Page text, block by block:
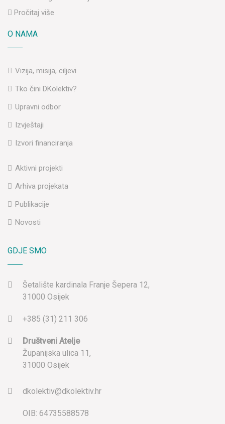
Pročitaj više
O NAMA
Vizija, misija, ciljevi
Tko čini DKolektiv?
Upravni odbor
Izvještaji
Izvori financiranja
Aktivni projekti
Arhiva projekata
Publikacije
Novosti
GDJE SMO
Šetalište kardinala Franje Šepera 12,
31000 Osijek
+385 (31) 211 306
Društveni Atelje
Županijska ulica 11,
31000 Osijek
dkolektiv@dkolektiv.hr
OIB: 64735588578